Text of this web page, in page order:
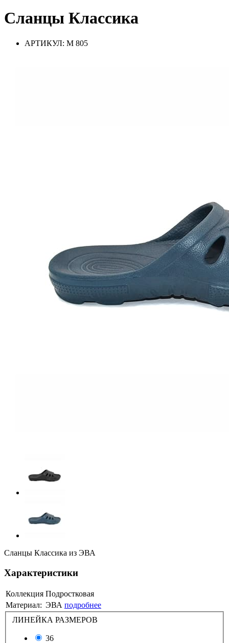
Сланцы Классика
АРТИКУЛ: M 805
Сланцы Классика из ЭВА
Характеристики
Коллекция Подростковая
Материал: ЭВА подробнее
ЛИНЕЙКА РАЗМЕРОВ
36